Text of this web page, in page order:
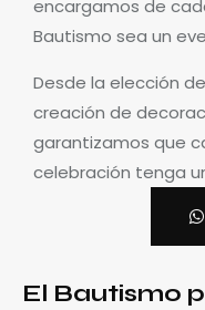
encargamos de
Bautismo sea un
Desde la elección
creación de
garantizamos que
celebración tenga
El Bautismo